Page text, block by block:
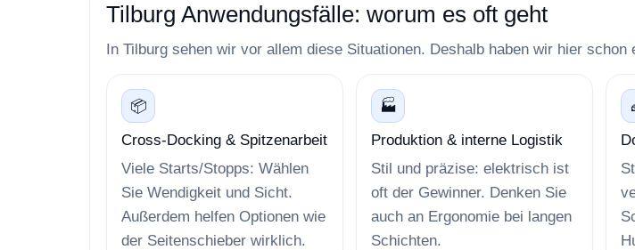
Tilburg Anwendungsfälle: worum es oft geht
In Tilburg sehen wir vor allem diese Situationen. Deshalb haben wir hier
📦
Cross-Docking & Spitzenarbeit
Viele Starts/Stopps: Wählen
Sie Wendigkeit und Sicht.
Außerdem helfen Optionen wie
der Seitenschieber wirklich.
🏭
Produktion & interne Logistik
Stil und präzise: elektrisch ist
oft der Gewinner. Denken Sie
auch an Ergonomie bei langen
Schichten.